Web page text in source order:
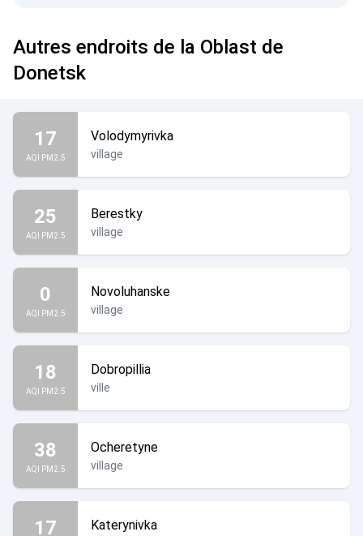
Autres endroits de la Oblast de
Donetsk
17
AQI PM2.5
Volodymyrivka
village
25
AQI PM2.5
Berestky
village
0
AQI PM2.5
Novoluhanske
village
18
AQI PM2.5
Dobropillia
ville
38
AQI PM2.5
Ocheretyne
village
17 Katerynivka